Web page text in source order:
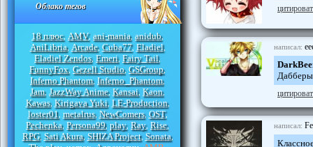
Облако тегов
18 плюс, AMV, ani-mania, anidub,
AniLibria, Arcade, Cuba77, Eladiel,
Eladiel Zendos, Emeri, Fairy Tail,
FunnyFox, Gezell Studio, GSGroup,
Inferno Phantom, Inferno_Phantom,
Jam, JazzWay Anime, Kansai, Kaon,
Kawas, Kirigava Yuki, LE-Production,
loster01, metalrus, NewComers, OST,
Pechenka, Persona99, play, Ray, Rise,
RPG, Sati Akura, SHIZA Project, Sonata,
написал:
Дабберы
написал: